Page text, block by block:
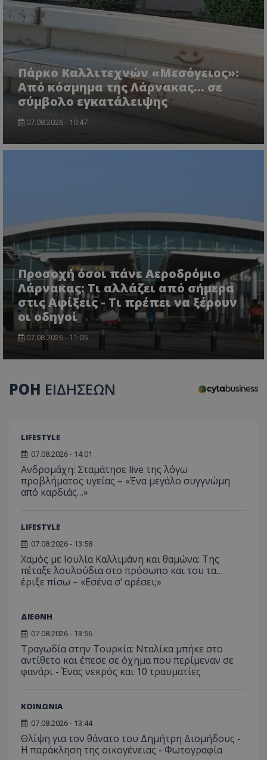
Πάρκο Καλλιτεχνών «Μεσόγειος»:
Από κόσμημα της Λάρνακας… σε
σύμβολο εγκατάλειψης
07.08.2026 - 10:47
Προσοχή όσοι πάνε Αεροδρόμιο
Λάρνακας: Τι αλλάζει από σήμερα
στις Αφίξεις - Τι πρέπει να ξέρουν
οι οδηγοί
07.08.2026 - 11:05
ΡΟΗ ΕΙΔΗΣΕΩΝ
LIFESTYLE
07.08.2026 - 14:01
Ανδρομάχη: Σταμάτησε live της λόγω
προβλήματος υγείας – «Ένα μεγάλο συγγνώμη
από καρδιάς…»
LIFESTYLE
07.08.2026 - 13:58
Χαμός με Ιουλία Καλλιμάνη και θαμώνα: Της
πέταξε λουλούδια στο πρόσωπο και του τα…
έριξε πίσω – «Εσένα σ’ αρέσει;»
ΔΙΕΘΝΗ
07.08.2026 - 13:56
Τραγωδία στην Τουρκία: Νταλίκα μπήκε στο
αντίθετο και έπεσε σε όχημα που περίμεναν σε
φανάρι - Ένας νεκρός και 10 τραυματίες
ΚΟΙΝΩΝΙΑ
07.08.2026 - 13:44
Θλίψη για τον θάνατο του Δημήτρη Διομήδους -
Η παράκληση της οικογένειας - Φωτογραφία